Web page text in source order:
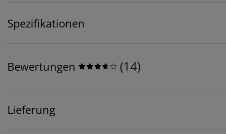
Spezifikationen
Bewertungen (14)
Lieferung